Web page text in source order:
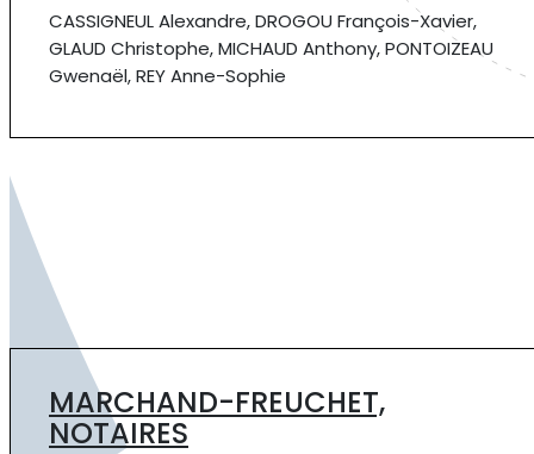
CASSIGNEUL Alexandre, DROGOU François-Xavier,
GLAUD Christophe, MICHAUD Anthony, PONTOIZEAU
Gwenaël, REY Anne-Sophie
MARCHAND-FREUCHET,
NOTAIRES